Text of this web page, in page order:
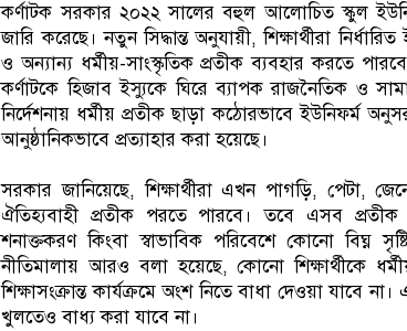
কর্ণাটক সরকার ২০২২ সালের বহুল আলোচিত স্কুল
জারি করেছে। নতুন সিদ্ধান্ত অনুযায়ী, শিক্ষার্থীরা
ও অন্যান্য ধর্মীয়-সাংস্কৃতিক প্রতীক ব্যবহার করতে
কর্ণাটকে হিজাব ইস্যুকে ঘিরে ব্যাপক রাজনৈতিক ও
নির্দেশনায় ধর্মীয় প্রতীক ছাড়া কঠোরভাবে ইউনিফর্ম
আনুষ্ঠানিকভাবে প্রত্যাহার করা হয়েছে।
সরকার জানিয়েছে, শিক্ষার্থীরা এখন পাগড়ি, পেটা,
ঐতিহ্যবাহী প্রতীক পরতে পারবে। তবে এসব প্রতীক
শনাক্তকরণ কিংবা স্বাভাবিক পরিবেশে কোনো বিঘ্ন
নীতিমালায় আরও বলা হয়েছে, কোনো শিক্ষার্থীকে
শিক্ষাসংক্রান্ত কার্যক্রমে অংশ নিতে বাধা দেওয়া
খুলতেও বাধ্য করা যাবে না।